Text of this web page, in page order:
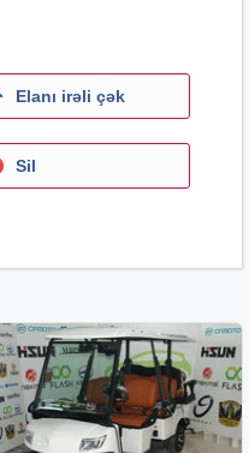
Elanı irəli çək
Sil